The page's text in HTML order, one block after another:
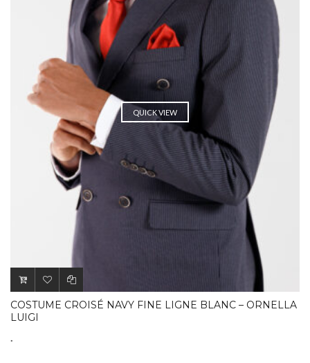
QUICK VIEW
COSTUME CROISÉ NAVY FINE LIGNE BLANC – ORNELLA
LUIGI
.